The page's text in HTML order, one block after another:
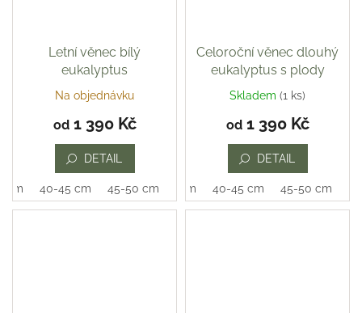
Letní věnec bílý
eukalyptus
Na objednávku
od1 390 Kč
DETAIL
cm 40-45 cm 45-50 cm
Celoroční věnec dlouhý
eukalyptus s plody
Skladem (1 ks)
od1 390 Kč
DETAIL
35-40 cm 40-45 cm 45-50 cm